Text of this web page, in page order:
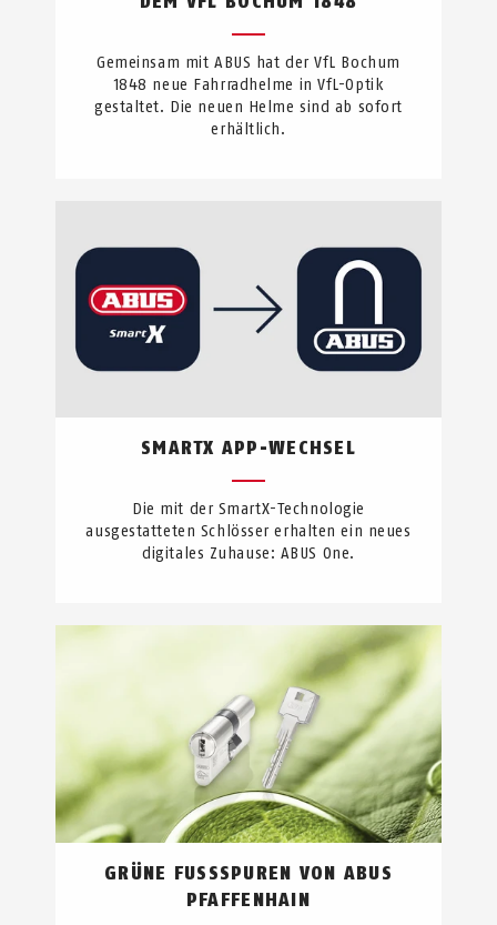
Gemeinsam mit ABUS hat der VfL Bochum
1848 neue Fahrradhelme in VfL-Optik
gestaltet. Die neuen Helme sind ab sofort
erhältlich.
SMARTX APP-WECHSEL
Die mit der SmartX-Technologie
ausgestatteten Schlösser erhalten ein neues
digitales Zuhause: ABUS One.
GRÜNE FUSSSPUREN VON ABUS P
FAFFENHAIN